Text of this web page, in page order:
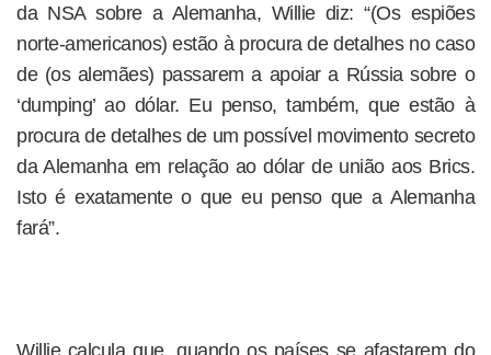
da NSA sobre a Alemanha, Willie diz: “(Os espiões
norte-americanos) estão à procura de detalhes no caso
de (os alemães) passarem a apoiar a Rússia sobre o
‘dumping’ ao dólar. Eu penso, também, que estão à
procura de detalhes de um possível movimento secreto
da Alemanha em relação ao dólar de união aos Brics.
Isto é exatamente o que eu penso que a Alemanha
fará”.
Willie calcula que, quando os países se afastarem do